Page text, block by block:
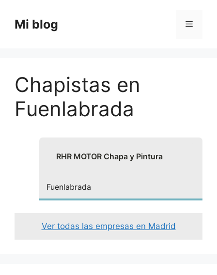
contenido
Mi blog Menú
Chapistas en
Fuenlabrada
RHR MOTOR Chapa y Pintura
Fuenlabrada
Ver todas las empresas en Madrid